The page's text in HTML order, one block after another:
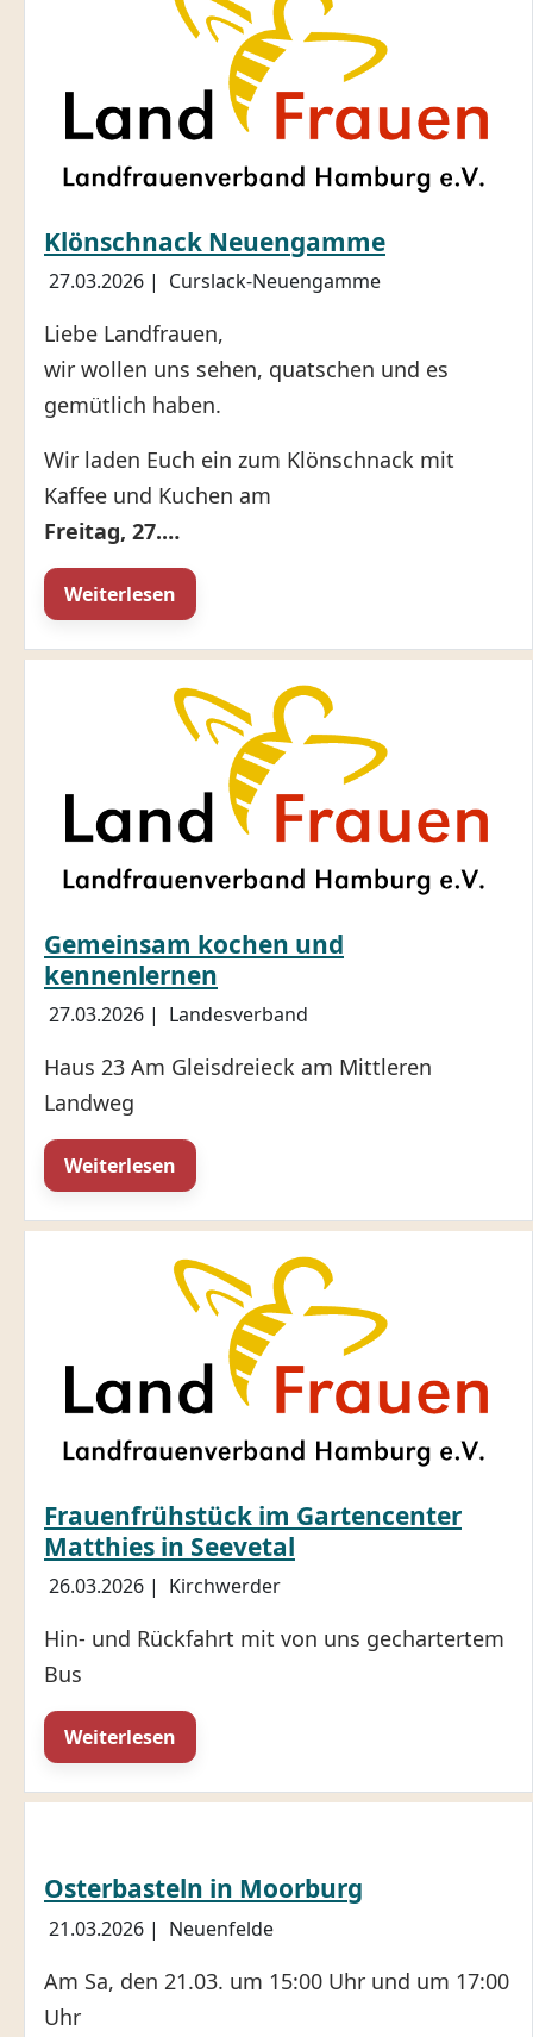
Klönschnack Neuengamme
27.03.2026 | Curslack-Neuengamme
Liebe Landfrauen,
wir wollen uns sehen, quatschen und es
gemütlich haben.
Wir laden Euch ein zum Klönschnack mit
Kaffee und Kuchen am
Freitag, 27.…
Weiterlesen
Gemeinsam kochen und
kennenlernen
27.03.2026 | Landesverband
Haus 23 Am Gleisdreieck am Mittleren
Landweg
Weiterlesen
Frauenfrühstück im Gartencenter
Matthies in Seevetal
26.03.2026 | Kirchwerder
Hin- und Rückfahrt mit von uns gechartertem
Bus
Weiterlesen
Osterbasteln in Moorburg
21.03.2026 | Neuenfelde
Am Sa, den 21.03. um 15:00 Uhr und um 17:00
Uhr